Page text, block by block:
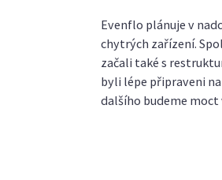
Evenflo plánuje v
chytrých zařízení.
začali také s
byli lépe připraveni
dalšího budeme